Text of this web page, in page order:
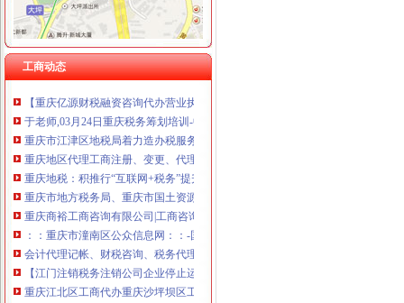
工商动态
重庆沙坪坝门户网
【重庆财务/审计/税务招聘_新重庆财务/审计/税务招聘信息】-前程无忧
重庆市国家税务局关于纳税人2015年度关联申报等事项的提示-中国会
重庆代理记账、工商注册代理、重庆微型企业、商标注册、税务评估
于老师,03月24日重庆税务筹划培训-中华品牌管理网
重庆市江津区地税局着力造办税服务“轻体验”-新华网
重庆地区代理工商注册、变更、代理记账、税务咨询可提供地
重庆地税：积推行“互联网+税务”提升服务质效-长江经济网
重庆市地方税务局、重庆市国土资源和房屋管理局<BR>关于暂停办理
重庆商裕工商咨询有限公司|工商咨询|代帐咨询|做账报税|税务代办|代
：：重庆市潼南区公众信息网：：-国税局
会计代理记帐、财税咨询、税务代理-重庆便民网
【江门注销税务注销公司企业停止运营不注销后果严重】-鹤山沙坪易
重庆江北区工商代办重庆沙坪坝区工商代办【渝盾】_其他加盟-中国
重庆国税关于金税三期工程上线办理有关涉税事项的公告_地方规-